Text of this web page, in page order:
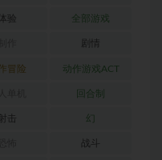
验 全部游戏
剧情
冒险 动作游戏ACT
回合制
射击 幻
战斗